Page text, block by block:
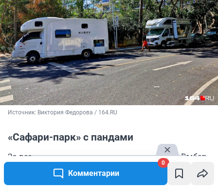
Комментарии
0
Источник: Виктория Федорова / 164.RU
«Сафари-парк» с пандами
За всеми экскурсиями — к отельному гиду. Выбор
невелик, но есть что посмотреть. Нам казалось,
что съездить в Китай и не увидеть панд —